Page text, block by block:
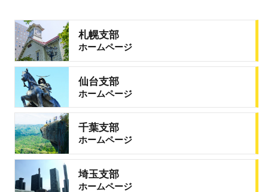
札幌支部
ホームページ
仙台支部
ホームページ
千葉支部
ホームページ
埼玉支部
ホームページ